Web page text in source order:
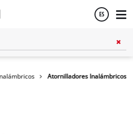
ES
Atornilladores Inalámbricos